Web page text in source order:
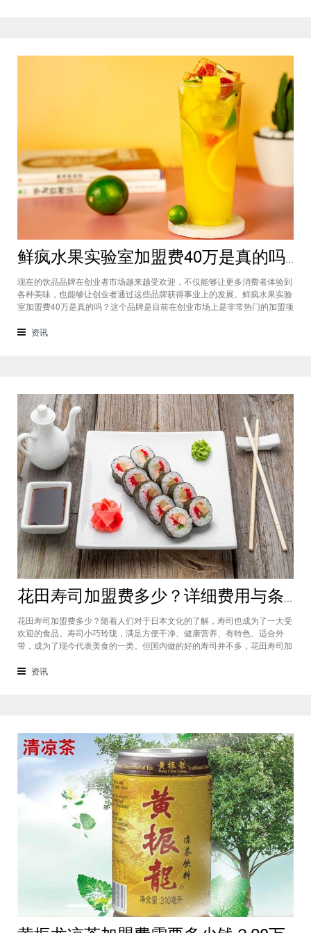
鲜疯水果实验室加盟费40万是真的吗？根本没有传言中那么多！
现在的饮品品牌在创业者市场越来越受欢迎，不仅能够让更多消费者体验到
各种美味，也能够让创业者通过这些品牌获得事业上的发展。鲜疯水果实验
室加盟费40万是真的吗？这个品牌是目前在创业市场上是非常热门的加盟项
比较好的印象，比较低廉的鲜疯水果实验室加盟用也成为了众多创业者青睐
资讯
花田寿司加盟费多少？详细费用与条件就在这里
花田寿司加盟费多少？随着人们对于日本文化的了解，寿司也成为了一大受
欢迎的食品。寿司小巧玲珑，满足方便干净、健康营养、有特色、适合外
带，成为了现今代表美食的一类。但国内做的好的寿司并不多，花田寿司加
更多的是根据我们国人的口味喜好而定的，延传的是国内的美食观念。品牌
资讯